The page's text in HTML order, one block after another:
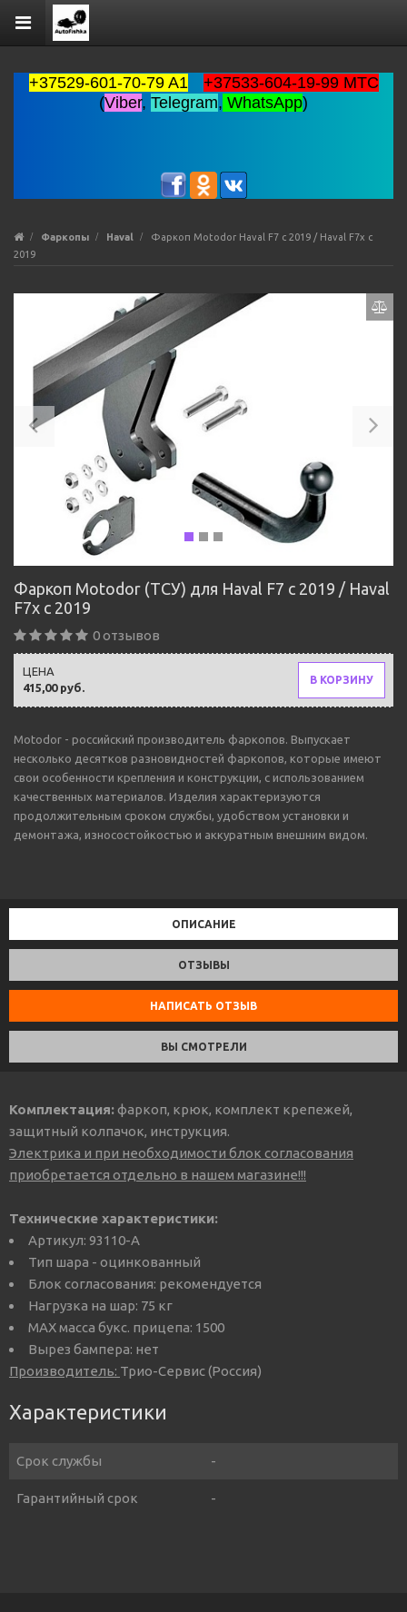
+37529-601-70-79 A1
+37533-604-19-99 MTC
(Viber, Telegram, WhatsApp)
Фаркопы Haval
Фаркоп Motodor Haval F7 с 2019 / Haval F7x с
2019
Previous
Фаркоп Motodor (ТСУ) для Haval F7 с 2019 / Haval
F7x с 2019
0 отзывов
415,00 руб.
ЦЕНА
В КОРЗИНУ
Motodor - российский производитель фаркопов. Выпускает
несколько десятков разновидностей фаркопов, которые имеют
свои особенности крепления и конструкции, с использованием
качественных материалов. Изделия характеризуются
продолжительным сроком службы, удобством установки и
демонтажа, износостойкостью и аккуратным внешним видом.
ОПИСАНИЕ
ОТЗЫВЫ
НАПИСАТЬ ОТЗЫВ
ВЫ СМОТРЕЛИ
Комплектация:фаркоп, крюк, комплект крепежей,
защитный колпачок, инструкция.
Электрика и при необходимости блок согласования
приобретается отдельно в нашем магазине!!!
Технические характеристики:
Артикул: 93110-A
Тип шара - оцинкованный
Блок согласования: рекомендуется
Нагрузка на шар: 75 кг
MAX масса букс. прицепа: 1500
Вырез бампера: нет
Производитель: Трио-Сервис (Россия)
Характеристики
Срок службы -
Гарантийный срок -